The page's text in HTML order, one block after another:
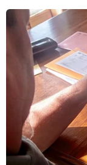
Đối với rất
hội đón Tết
một trải
Chia sẻ với
Mehdi,
đầu tiên anh
một lễ hội
nhiên khi thấy